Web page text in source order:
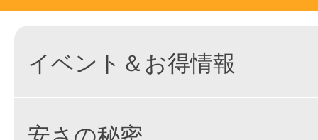
イベント＆お得情報
安さの秘密